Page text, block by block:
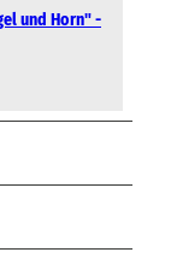
und Horn" -